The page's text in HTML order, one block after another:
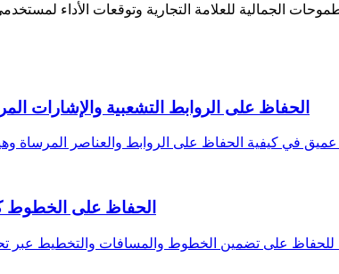
الجمالية للعلامة التجارية وتوقعات الأداء
الحفاظ على الروابط التشعبية والإشارات
الحفاظ على الخطوط